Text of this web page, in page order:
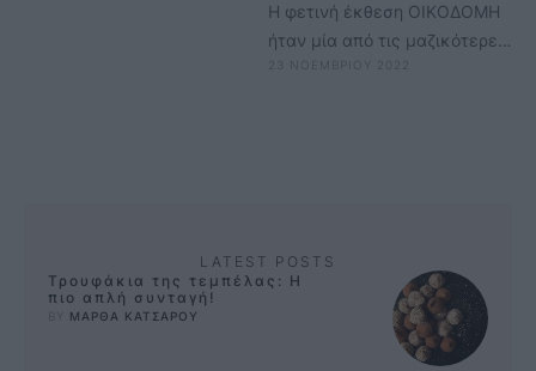
Η φετινή έκθεση ΟΙΚΟΔΟΜΗ
ήταν μία από τις μαζικότερες
με τη συμμετοχή κορυφαίων
23 ΝΟΕΜΒΡΙΟΥ 2022
LATEST POSTS
Τρουφάκια της τεμπέλας: Η
πιο απλή συνταγή!
ΜΑΡΘΑ ΚΑΤΣΑΡΟΥ